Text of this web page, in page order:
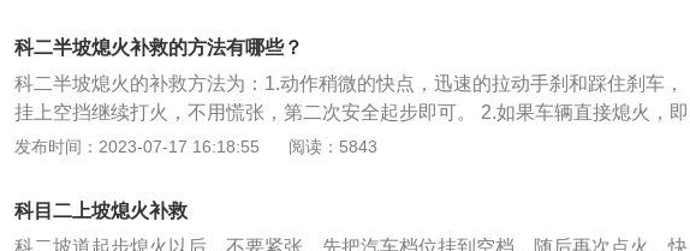
有感觉。上坡起步时出现熄火，可能是因为起步时离合器踏板抬得太高并且松刹
车的速度太快。若是起步时离合器踏板抬得太低，还达不到半联动位置，松脚刹
车时，车可能会后溜，为了控制后溜的距离（超过20厘米就不合格），一定要慢
慢松脚刹车，当发觉车有后溜苗头时，能及时踩紧刹车，使车停住，再将离合器
踏板抬一点，再慢慢松脚刹车。
科二半坡熄火补救的方法有哪些？
科二半坡熄火的补救方法为：1.动作稍微的快点，迅速的拉动手刹和踩住刹车，
挂上空挡继续打火，不用慌张，第二次安全起步即可。 2.如果车辆直接熄火，即
无法补救。但是假如在半坡起步的时候，觉得车辆动力不足，马上就要熄火，此
超过30S。踩停车辆的办法有两种：第一种是，踩住刹车和离合，期间不要忘记
拉手刹。第二种是，在准备起步的时候，不要着急，脚踩住刹车的不要松，等待
发布时间：2023-07-17 16:18:55 阅读：5843
科目二上坡熄火补救